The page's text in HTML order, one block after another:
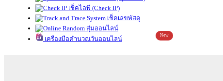
เช็คไอพี (Check IP)
เช็คเลขพัสดุ
สุ่มออนไลน์
เครื่องมือคำนวณวันออนไลน์
New